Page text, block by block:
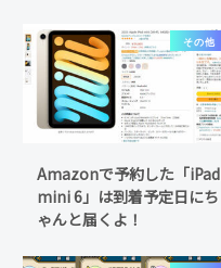
その他
Amazonで予約した「iPad
mini 6」は到着予定日にち
ゃんと届くよ！